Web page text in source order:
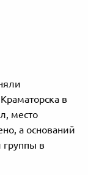
в
место
а оснований
группы в